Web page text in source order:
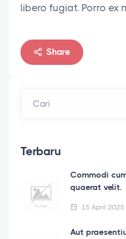
libero fugiat. Porro ex
Share
Cari
Terbaru
Commodi
quaerat velit.
15 April 2025
Aut